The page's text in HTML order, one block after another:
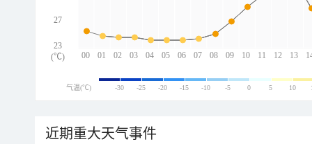
00 01 02 03 04 05 06 07 08 09 10 11 12 13
27
23
(℃)
气温(℃) -30 -25 -20 -15 -10 -5 0 5 10
近期重大天气事件